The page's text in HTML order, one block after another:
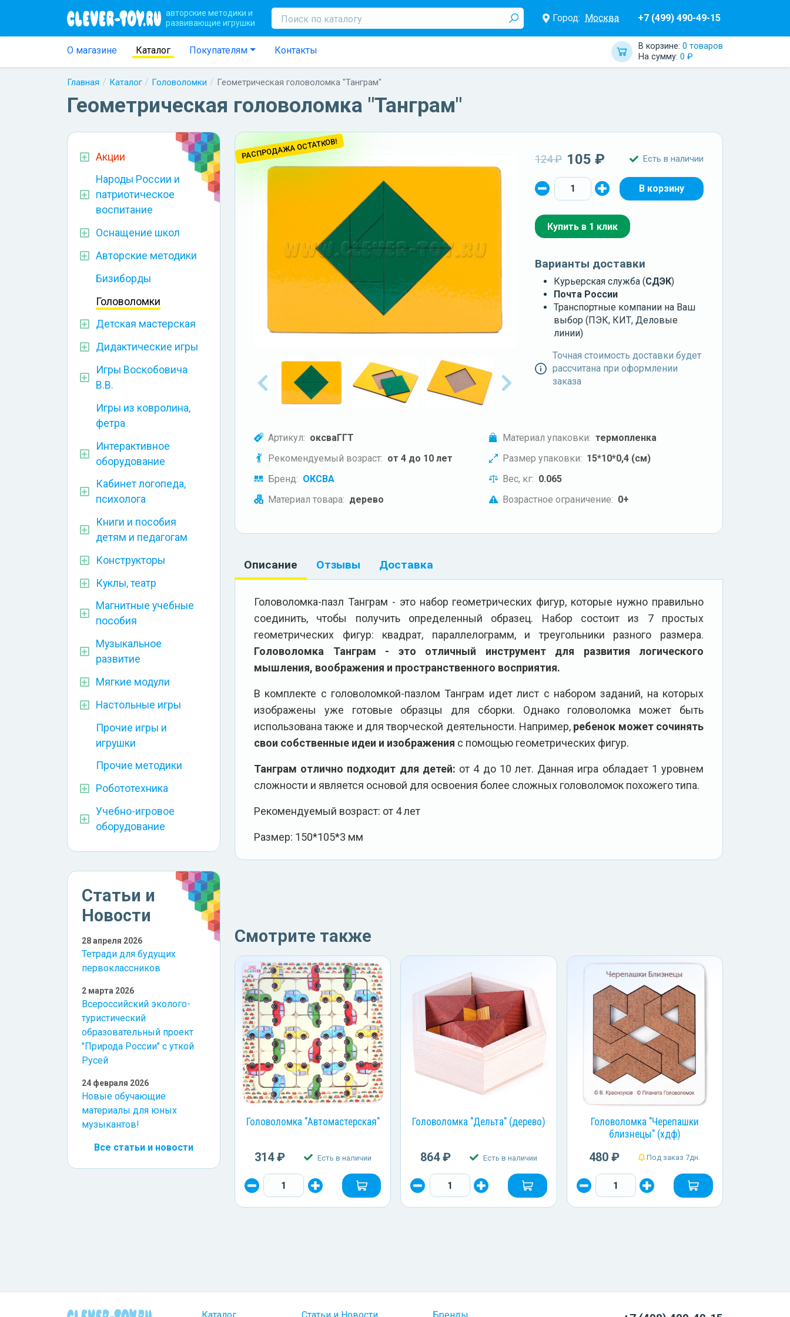
авторские методики и
развивающие игрушки
Город: Москва +7 (499) 490-49-15
О магазине Каталог Покупателям Контакты В корзине: 0 товаров
На сумму: 0 ₽
Главная Каталог Головоломки Геометрическая головоломка "Танграм"
Геометрическая головоломка "Танграм"
Акции
Народы России и
патриотическое
воспитание
Оснащение школ
Авторские методики
Бизиборды
Головоломки
Детская мастерская
Дидактические игры
Игры Воскобовича
В.В.
Игры из ковролина,
фетра
Интерактивное
оборудование
Кабинет логопеда,
психолога
Книги и пособия
детям и педагогам
Конструкторы
Куклы, театр
Магнитные учебные
пособия
Музыкальное
развитие
Мягкие модули
Настольные игры
Прочие игры и
игрушки
Прочие методики
Робототехника
Учебно-игровое
оборудование
Статьи и
Новости
28 апреля 2026
Тетради для будущих
первоклассников
2 марта 2026
Всероссийский эколого-
туристический
образовательный проект
"Природа России" с уткой
Русей
24 февраля 2026
Новые обучающие
материалы для юных
музыкантов!
Все статьи и новости
РАСПРОДАЖА ОСТАТКОВ! 124 ₽ 105 ₽ Есть в наличии
Купить в 1 клик
Варианты доставки
Курьерская служба (СДЭК)
Почта России
Транспортные компании на Ваш
выбор (ПЭК, КИТ, Деловые
линии)
Точная стоимость доставки будет
рассчитана при оформлении
заказа
Артикул: оксваГГТ
Рекомендуемый возраст: от 4 до 10 лет
Бренд: ОКСВА
Материал товара: дерево
Материал упаковки: термопленка
Размер упаковки: 15*10*0,4 (см)
Вес, кг: 0.065
Возрастное ограничение: 0+
Описание Отзывы Доставка
Головоломка-пазл Танграм - это набор геометрических фигур, которые нужно правильно
соединить, чтобы получить определенный образец. Набор состоит из 7 простых
геометрических фигур: квадрат, параллелограмм, и треугольники разного размера.
Головоломка Танграм - это отличный инструмент для развития логического
мышления, воображения и пространственного восприятия.
В комплекте с головоломкой-пазлом Танграм идет лист с набором заданий, на которых
изображены уже готовые образцы для сборки. Однако головоломка может быть
использована также и для творческой деятельности. Например, ребенок может сочинять
свои собственные идеи и изображения с помощью геометрических фигур.
Танграм отлично подходит для детей: от 4 до 10 лет. Данная игра обладает 1 уровнем
сложности и является основой для освоения более сложных головоломок похожего типа.
Рекомендуемый возраст: от 4 лет
Размер: 150*105*3 мм
Смотрите также
Головоломка "Автомастерская"
314 ₽ Есть в наличии
Головоломка "Дельта" (дерево)
864 ₽ Есть в наличии
Головоломка "Черепашки
близнецы" (хдф)
480 ₽ Под заказ 7дн.